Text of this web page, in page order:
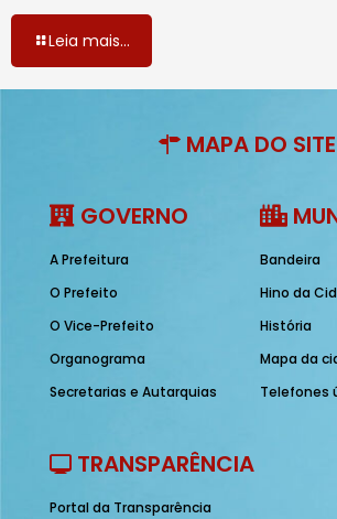
Leia mais...
MAPA DO SITE
GOVERNO
A Prefeitura
O Prefeito
O Vice-Prefeito
Organograma
Secretarias e Autarquias
Bandeira
Hino da
História
Mapa da
Telefones
TRANSPARÊNCIA
Portal da Transparência